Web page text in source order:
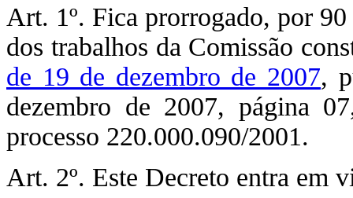
Art. 1º. Fica prorrogado, por
dos trabalhos da Comissão
de 19 de dezembro de 2007,
dezembro de 2007, página
processo 220.000.090/2001.
Art. 2º. Este Decreto entra em